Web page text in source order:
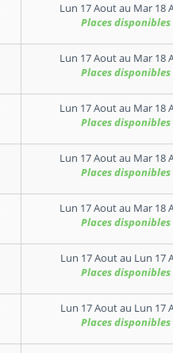
Lun 17 Aoutau Mar 18
Places disponibles
Lun 17 Aoutau Mar 18
Places disponibles
Lun 17 Aoutau Mar 18
Places disponibles
Lun 17 Aoutau Mar 18
Places disponibles
Lun 17 Aoutau Mar 18
Places disponibles
Lun 17 Aoutau Lun 17
Places disponibles
Lun 17 Aoutau Lun 17
Places disponibles